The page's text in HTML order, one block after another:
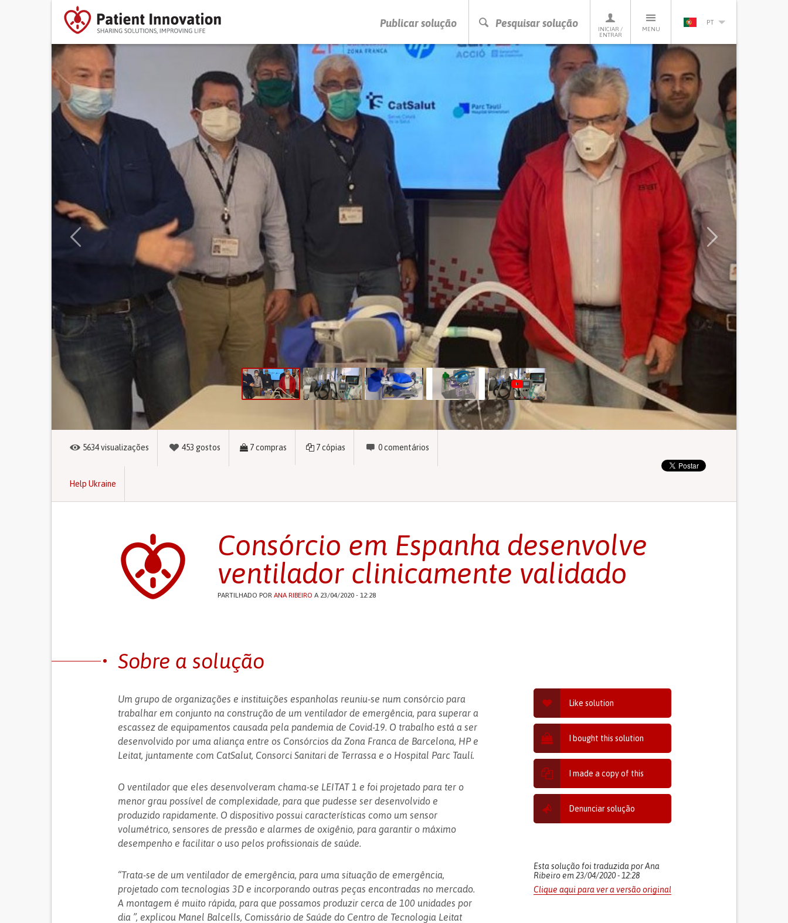
Publicar solução Pesquisar solução
INICIAR /
ENTRAR
MENU
PT
PRESSIONE ENTER PARA PESQUISAR
Previous
5634visualizações 453 gostos 7compras 7cópias 0comentários
Help Ukraine
Consórcio em Espanha desenvolve
ventilador clinicamente validado
PARTILHADO POR ANA RIBEIRO A 23/04/2020 - 12:28
Like solution
I bought this solution
I made a copy of this
Denunciar solução
Esta solução foi traduzida por Ana
Ribeiro em 23/04/2020 - 12:28
Clique aqui para ver a versão original
Sobre a solução
Um grupo de organizações e instituições espanholas reuniu-se num consórcio para
trabalhar em conjunto na construção de um ventilador de emergência, para superar a
escassez de equipamentos causada pela pandemia de Covid-19. O trabalho está a ser
desenvolvido por uma aliança entre os Consórcios da Zona Franca de Barcelona, HP e
Leitat, juntamente com CatSalut, Consorci Sanitari de Terrassa e o Hospital Parc Taulí.
O ventilador que eles desenvolveram chama-se LEITAT 1 e foi projetado para ter o
menor grau possível de complexidade, para que pudesse ser desenvolvido e
produzido rapidamente. O dispositivo possui características como um sensor
volumétrico, sensores de pressão e alarmes de oxigênio, para garantir o máximo
desempenho e facilitar o uso pelos profissionais de saúde.
“Trata-se de um ventilador de emergência, para uma situação de emergência,
projetado com tecnologias 3D e incorporando outras peças encontradas no mercado.
A montagem é muito rápida, para que possamos produzir cerca de 100 unidades por
dia ”, explicou Manel Balcells, Comissário de Saúde do Centro de Tecnologia Leitat